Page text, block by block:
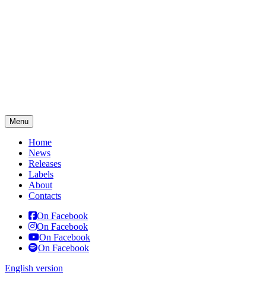
Menu
Home
News
Releases
Labels
About
Contacts
On Facebook
On Facebook
On Facebook
On Facebook
English version